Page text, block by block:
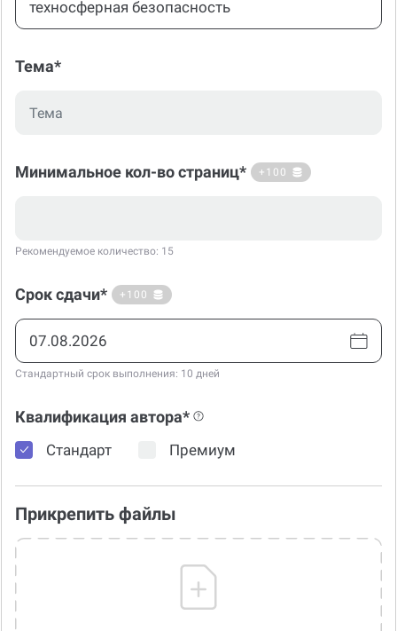
Тема*
Минимальное кол-во страниц* +100
Рекомендуемое количество: 15
Срок сдачи* +100
Стандартный срок выполнения: 10 дней
Квалификация автора*
Стандарт Премиум
Прикрепить файлы